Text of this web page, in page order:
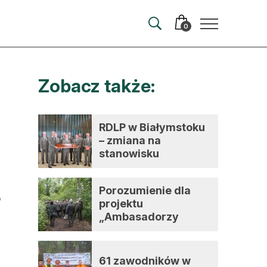
0
autorem
Zobacz także:
RDLP w Białymstoku
– zmiana na
stanowisku
Porozumienie dla
projektu
„Ambasadorzy
61 zawodników w